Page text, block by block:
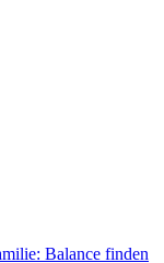
Balance finden